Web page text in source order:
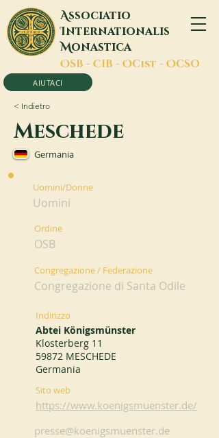
Associatio
Internationalis
Monastica
OSB - CIB - OCist - OCSO
AIUTACI
< Indietro
Meschede
Germania
Uomini/Donne
Uomini
Ordine
OSB
Congregazione / Federazione
Congregazione di Santa Odile
Indirizzo
Abtei Königsmünster
Klosterberg 11
59872 MESCHEDE
Germania
Sito web
https://www.koenigsmuenster.de/
presse@koenigsmuenster.de